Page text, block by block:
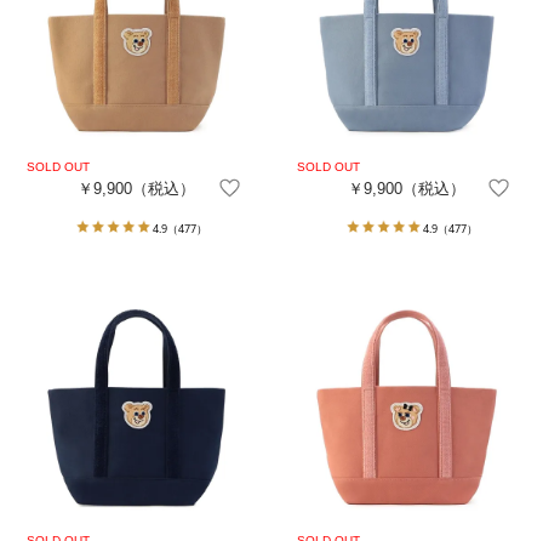
￥9,900 （税込）
4.9 （477）
￥9,900（税込）
4.9（477）